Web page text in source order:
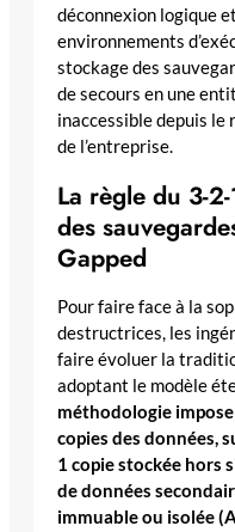
déconnexion logique
environnements
stockage des
de secours en une
inaccessible depuis le
de l’entreprise.
La règle du 3-
des
Gapped
Pour faire face à la
destructrices, les
faire évoluer la
adoptant le modèle
méthodologie
copies des données,
1 copie stockée hors
de données
immuable ou isolée